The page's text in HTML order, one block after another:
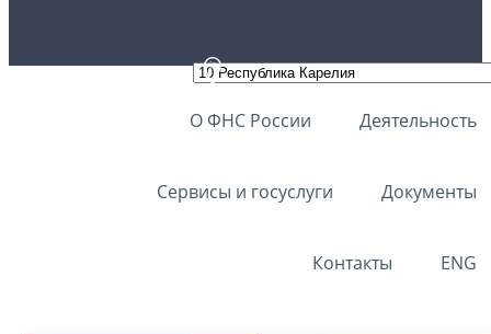
О ФНС России Деятельность
Сервисы и госуслуги Документы
Контакты ENG